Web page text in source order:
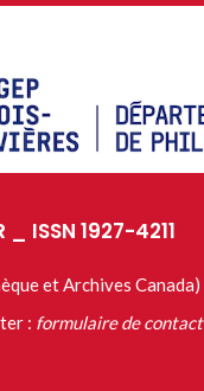
ISSN 1927-4211
et Archives Canada)
: formulaire de contact